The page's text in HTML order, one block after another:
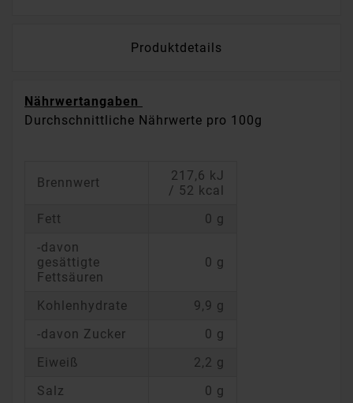
Produktdetails
Nährwertangaben
Durchschnittliche Nährwerte pro 100g
Brennwert
217,6 kJ
/ 52 kcal
Fett
0 g
-davon
gesättigte
Fettsäuren
0 g
Kohlenhydrate
9,9 g
-davon Zucker
0 g
Eiweiß
2,2 g
Salz
0 g